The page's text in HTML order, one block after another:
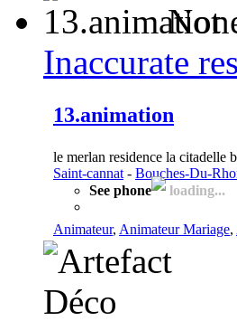
Not
Inaccurate
13.animation
le merlan residence la citadelle
Saint-cannat - Bouches-Du-
See phone
loading...
Animateur, Animateur Mariage,